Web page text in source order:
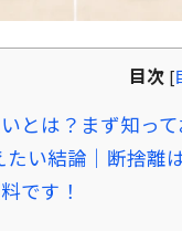
目次 [
とは？まず知っ
い結論｜断捨離
です！